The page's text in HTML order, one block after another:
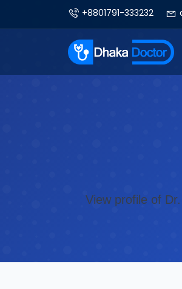
+8801791-333232
View profile of